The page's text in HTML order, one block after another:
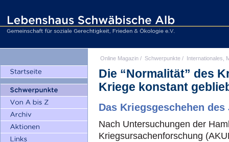
Online Magazin / Schwerpunkte / Internationales,
Die “Normalität” des
Kriege konstant
Das Kriegsgeschehen
Nach Untersuchungen der
Kriegsursachenforschung